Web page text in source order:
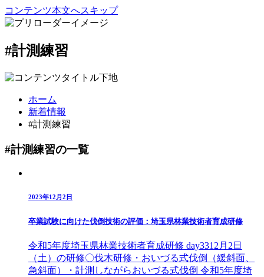
コンテンツ本文へスキップ
#計測練習
ホーム
新着情報
#計測練習
#計測練習の一覧
2023年12月2日
卒業試験に向けた伐倒技術の評価：埼玉県林業技術者育成研修
令和5年度埼玉県林業技術者育成研修 day3312月2日
（土）の研修〇伐木研修・おいづる式伐倒（緩斜面、
急斜面）・計測しながらおいづる式伐倒 令和5年度埼